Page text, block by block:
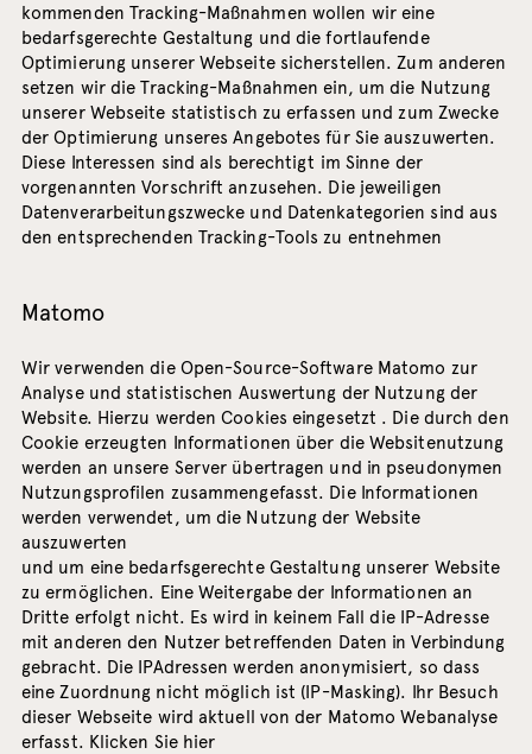
kommenden Tracking-Maßnahmen wollen wir eine
bedarfsgerechte Gestaltung und die fortlaufende
Optimierung unserer Webseite sicherstellen. Zum anderen
setzen wir die Tracking-Maßnahmen ein, um die Nutzung
unserer Webseite statistisch zu erfassen und zum Zwecke
der Optimierung unseres Angebotes für Sie auszuwerten.
Diese Interessen sind als berechtigt im Sinne der
vorgenannten Vorschrift anzusehen. Die jeweiligen
Datenverarbeitungszwecke und Datenkategorien sind aus
den entsprechenden Tracking-Tools zu entnehmen
Matomo
Wir verwenden die Open-Source-Software Matomo zur
Analyse und statistischen Auswertung der Nutzung der
Website. Hierzu werden Cookies eingesetzt . Die durch den
Cookie erzeugten Informationen über die Websitenutzung
werden an unsere Server übertragen und in pseudonymen
Nutzungsprofilen zusammengefasst. Die Informationen
werden verwendet, um die Nutzung der Website
auszuwerten
und um eine bedarfsgerechte Gestaltung unserer Website
zu ermöglichen. Eine Weitergabe der Informationen an
Dritte erfolgt nicht. Es wird in keinem Fall die IP-Adresse
mit anderen den Nutzer betreffenden Daten in Verbindung
gebracht. Die IPAdressen werden anonymisiert, so dass
eine Zuordnung nicht möglich ist (IP-Masking). Ihr Besuch
dieser Webseite wird aktuell von der Matomo Webanalyse
erfasst. Klicken Sie hier